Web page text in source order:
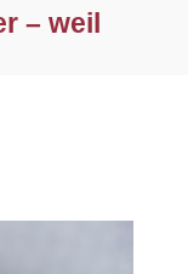
– weil